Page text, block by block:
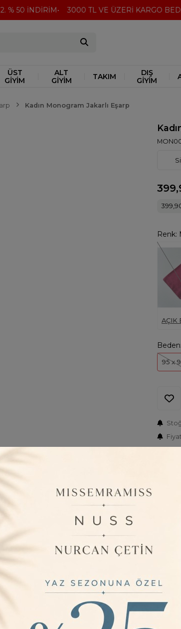
50 İNDİRİM 3000 TL VE ÜZERİ KARGO
ÜST
GİYİM
ALT
GİYİM
TAKIM
DIŞ
GİYİM
Kadın Monogram Jakarlı Eşarp
Renk:
AÇIK
Beden:
95 x
Ürün